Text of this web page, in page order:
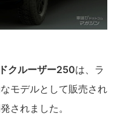
クルーザー250は、ラ
モデルとして販売され
されました。